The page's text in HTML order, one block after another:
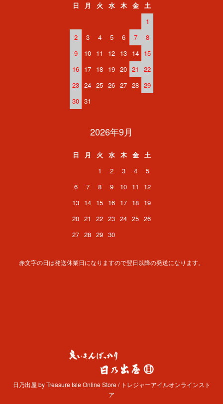
日 月 火 水 木 金
土
1
2
3 4 5 6 7
8
9
10 11 12 13 14 15
16 17 18 19 20 21
22
23 24 25 26 27 28 29
30 31
2026年9月
日 月 火 水 木 金
土
1
2 3 4
5
6
7 8 9 10 11
12
13 14 15 16 17 18 19
20 21 22 23 24 25 26
27 28 29 30
赤文字の日は発送休業日になりますので翌日以降の発送になります。
日乃出屋 by Treasure Isle Online Store / トレジャーアイルオンラインスト
ア